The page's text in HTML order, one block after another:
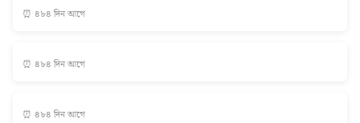
⏰ ৪৮৪ দিন আগে
⏰ ৪৮৪ দিন আগে
⏰ ৪৮৪ দিন আগে